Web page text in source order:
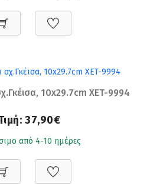
10x29.7cm XET-9994
37,90€
από 4-10 ημέρες